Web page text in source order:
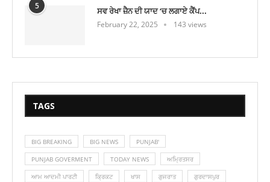
5 ਸਵ ਰੇਖਾ ਜ਼ੈਨ ਦੀ ਯਾਦ ‘ਚ ਲਗਾਏ ਕੈਂਪ...
February 22, 2025 143 views
TAGS
BIG BREAKING BIG NEWS PUNJAB'
PUNJAB GOVERMENT TODAY NEWS ਅਮ੍ਰਿਤਸਰ
ਆਮ ਆਦਮੀ ਪਾਰਟੀ ਕ੍ਰਿਕਟ ਖਾਸ ਗੁਜਰਾਤ ਗੁਰਦਾਸਪੁਰ